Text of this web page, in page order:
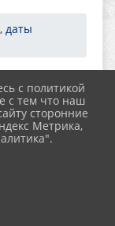
даты
ЗАБОТА
с политикой
с тем что наш
сторонние
Метрика,